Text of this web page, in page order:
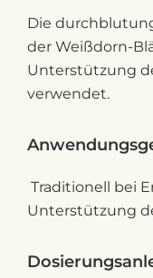
Die
der Weißdorn-
Unterstützung
verwendet.
Traditionell bei
Unterstützung